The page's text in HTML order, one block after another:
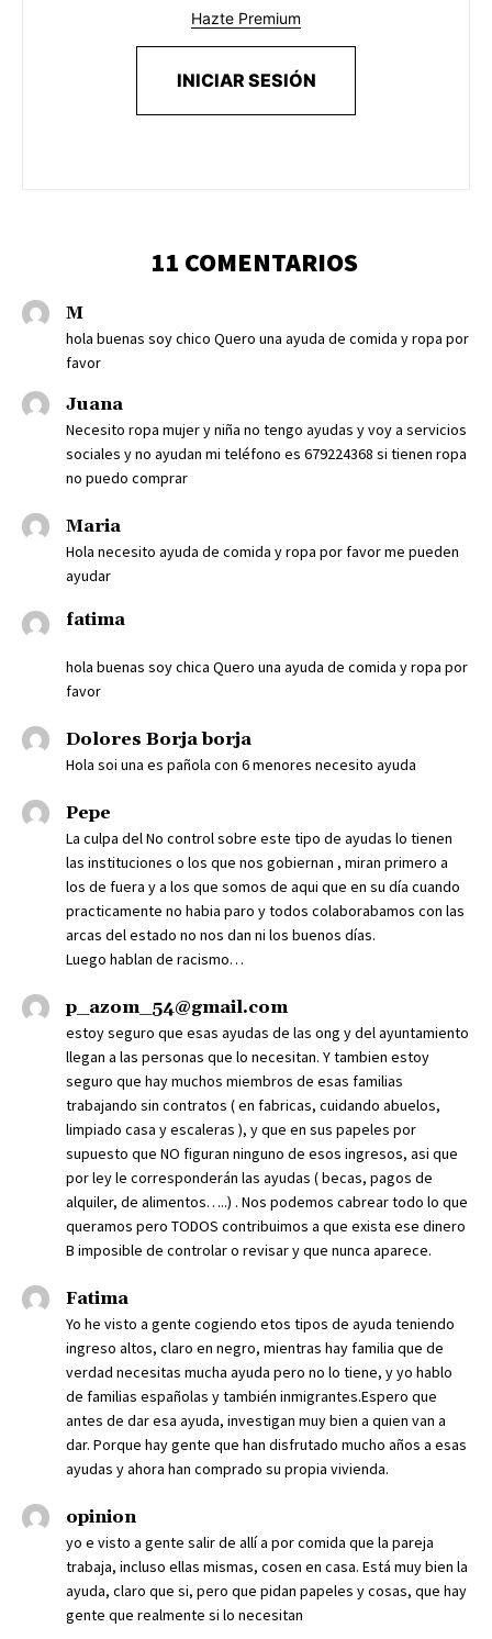
Hazte Premium
INICIAR SESIÓN
11 COMENTARIOS
M
hola buenas soy chico Quero una ayuda de comida y ropa por
favor
Juana
Necesito ropa mujer y niña no tengo ayudas y voy a servicios
sociales y no ayudan mi teléfono es 679224368 si tienen ropa
no puedo comprar
Maria
Hola necesito ayuda de comida y ropa por favor me pueden
ayudar
fatima
hola buenas soy chica Quero una ayuda de comida y ropa por
favor
Dolores Borja borja
Hola soi una es pañola con 6 menores necesito ayuda
Pepe
La culpa del No control sobre este tipo de ayudas lo tienen
las instituciones o los que nos gobiernan , miran primero a
los de fuera y a los que somos de aqui que en su día cuando
practicamente no habia paro y todos colaborabamos con las
arcas del estado no nos dan ni los buenos días.
Luego hablan de racismo…
p_azom_54@gmail.com
estoy seguro que esas ayudas de las ong y del ayuntamiento
llegan a las personas que lo necesitan. Y tambien estoy
seguro que hay muchos miembros de esas familias
trabajando sin contratos ( en fabricas, cuidando abuelos,
limpiado casa y escaleras ), y que en sus papeles por
supuesto que NO figuran ninguno de esos ingresos, asi que
por ley le corresponderán las ayudas ( becas, pagos de
alquiler, de alimentos…..) . Nos podemos cabrear todo lo que
queramos pero TODOS contribuimos a que exista ese dinero
B imposible de controlar o revisar y que nunca aparece.
Fatima
Yo he visto a gente cogiendo etos tipos de ayuda teniendo
ingreso altos, claro en negro, mientras hay familia que de
verdad necesitas mucha ayuda pero no lo tiene, y yo hablo
de familias españolas y también inmigrantes.Espero que
antes de dar esa ayuda, investigan muy bien a quien van a
dar. Porque hay gente que han disfrutado mucho años a esas
ayudas y ahora han comprado su propia vivienda.
opinion
yo e visto a gente salir de allí a por comida que la pareja
trabaja, incluso ellas mismas, cosen en casa. Está muy bien la
ayuda, claro que si, pero que pidan papeles y cosas, que hay
gente que realmente si lo necesitan